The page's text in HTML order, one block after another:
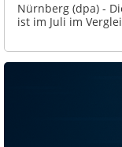
Nürnberg (dpa) -
ist im Juli im